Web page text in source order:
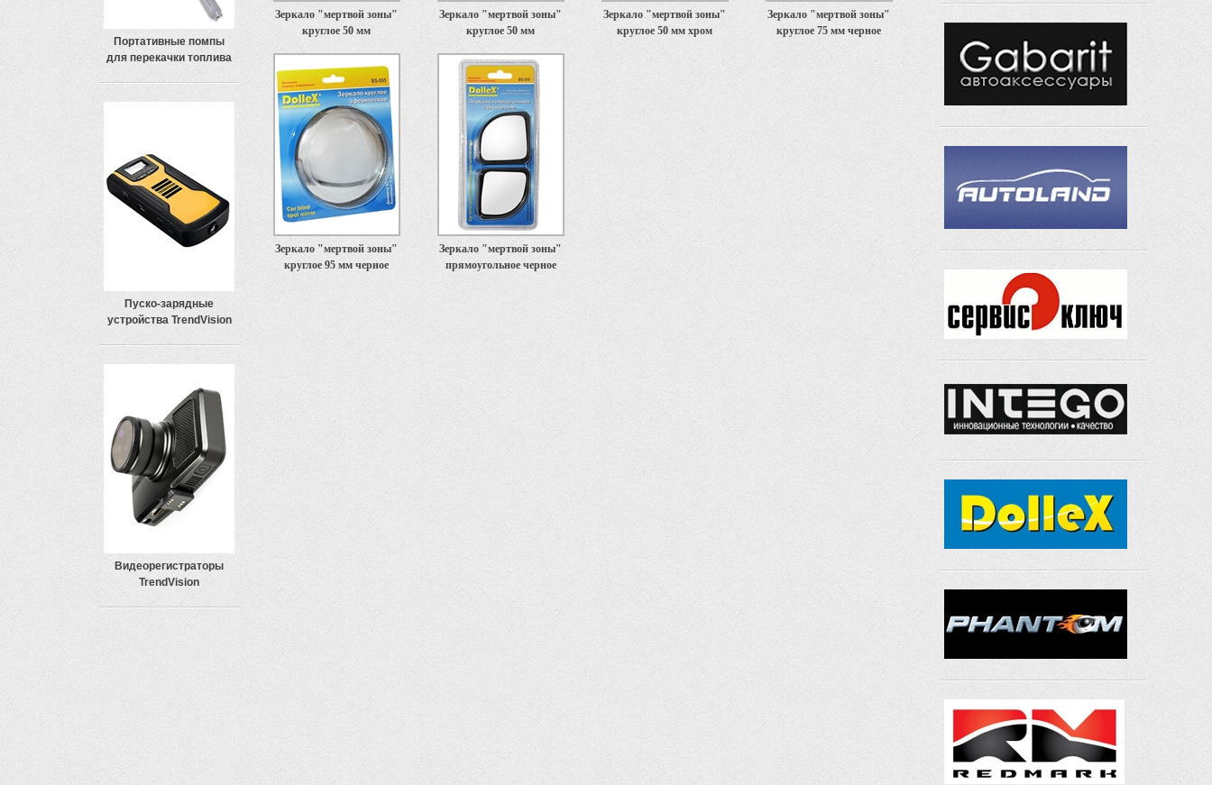
Зеркало "мертвой зоны"
круглое 50 мм
Зеркало "мертвой зоны"
круглое 50 мм
Зеркало "мертвой зоны"
круглое 50 мм хром
Зеркало "мертвой зоны"
круглое 75 мм черное
Зеркало "мертвой зоны"
круглое 95 мм черное
Зеркало "мертвой зоны"
прямоугольное черное
Портативные помпы
для перекачки топлива
Пуско-зарядные
устройства TrendVision
Видеорегистраторы
TrendVision